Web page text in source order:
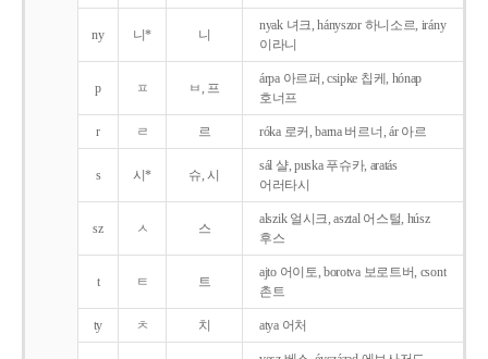
ny 니* 니
nyak 녀크, hányszor 하니소르, irány
이라니
p ㅍ ㅂ, 프
árpa 아르퍼, csipke 칩케, hónap
호너프
r ㄹ 르 róka 로커, barna 버르너, ár 아르
s 시* 슈, 시
sál 샬, puska 푸슈카, aratás
어러타시
sz ㅅ 스
alszik 얼시크, asztal 어스털, húsz
후스
t ㅌ 트
ajto 어이토, borotva 보로트버, csont
촌트
ty ㅊ 치 atya 어처